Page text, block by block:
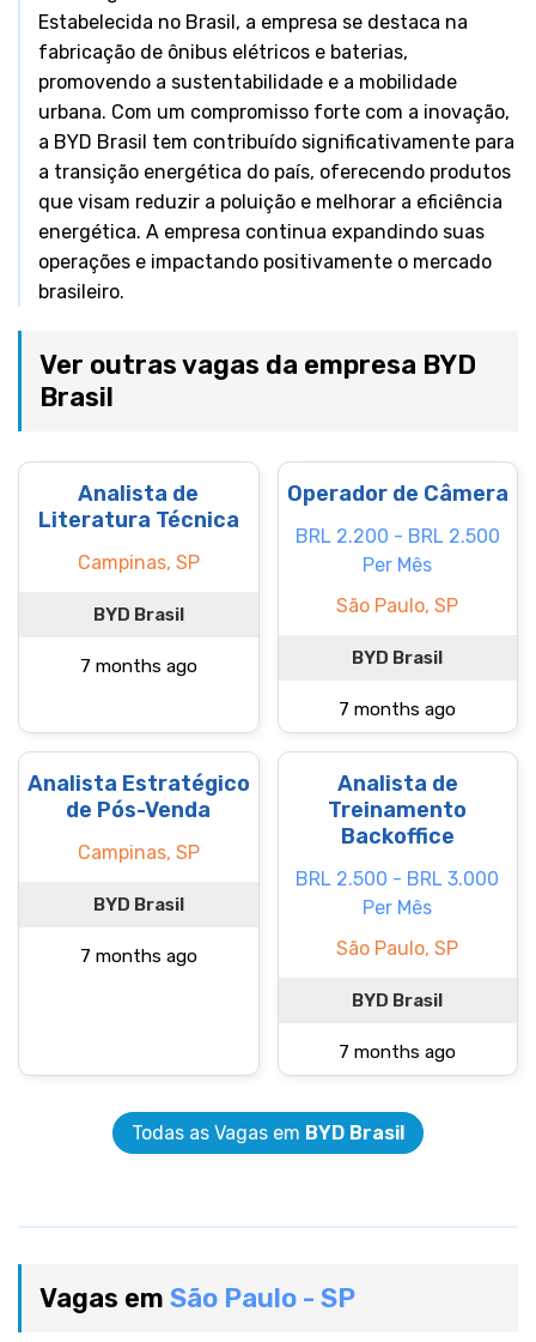
Estabelecida no Brasil, a empresa se destaca na
fabricação de ônibus elétricos e baterias,
promovendo a sustentabilidade e a mobilidade
urbana. Com um compromisso forte com a inovação,
a BYD Brasil tem contribuído significativamente para
a transição energética do país, oferecendo produtos
que visam reduzir a poluição e melhorar a eficiência
energética. A empresa continua expandindo suas
operações e impactando positivamente o mercado
brasileiro.
Ver outras vagas da empresa BYD
Brasil
Analista de
Literatura Técnica
Campinas, SP
BYD Brasil
7 months ago
Operador de Câmera
BRL 2.200 - BRL 2.500
Per Mês
São Paulo, SP
BYD Brasil
7 months ago
Analista Estratégico
de Pós-Venda
Campinas, SP
BYD Brasil
7 months ago
Analista de
Treinamento
Backoffice
BRL 2.500 - BRL 3.000
Per Mês
São Paulo, SP
BYD Brasil
7 months ago
Todas as Vagas em BYD Brasil
Vagas em São Paulo - SP